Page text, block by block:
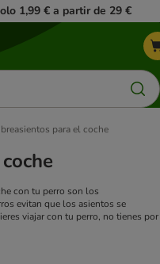
1,99 € a partir de 29 €
para el coche
con tu perro son los
evitan que los asientos se
viajar con tu perro, no tienes por